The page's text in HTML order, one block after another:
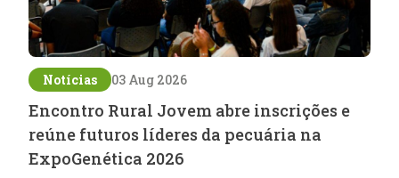
Notícias 03 Aug 2026
Encontro Rural Jovem abre inscrições e
reúne futuros líderes da pecuária na
ExpoGenética 2026